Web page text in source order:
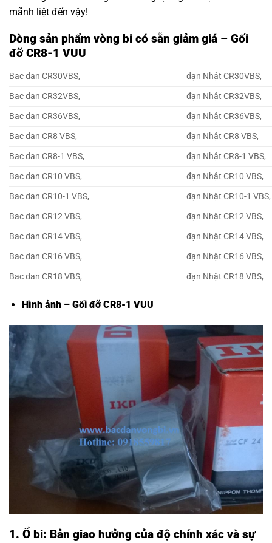
mãnh liệt đến vậy!
Dòng sản phẩm vòng bi có sẵn giảm giá – Gối
đỡ CR8-1 VUU
Bac dan CR30VBS,
đạn Nhật CR30VBS,
Bac dan CR32VBS,
đạn Nhật CR32VBS,
Bac dan CR36VBS,
đạn Nhật CR36VBS,
Bac dan CR8 VBS,
đạn Nhật CR8 VBS,
Bac dan CR8-1 VBS,
đạn Nhật CR8-1 VBS,
Bac dan CR10 VBS,
đạn Nhật CR10 VBS,
Bac dan CR10-1 VBS,
đạn Nhật CR10-1 VBS,
Bac dan CR12 VBS,
đạn Nhật CR12 VBS,
Bac dan CR14 VBS,
đạn Nhật CR14 VBS,
Bac dan CR16 VBS,
đạn Nhật CR16 VBS,
Bac dan CR18 VBS,
đạn Nhật CR18 VBS,
Hình ảnh – Gối đỡ CR8-1 VUU
1. Ổ bi: Bản giao hưởng của độ chính xác và sự